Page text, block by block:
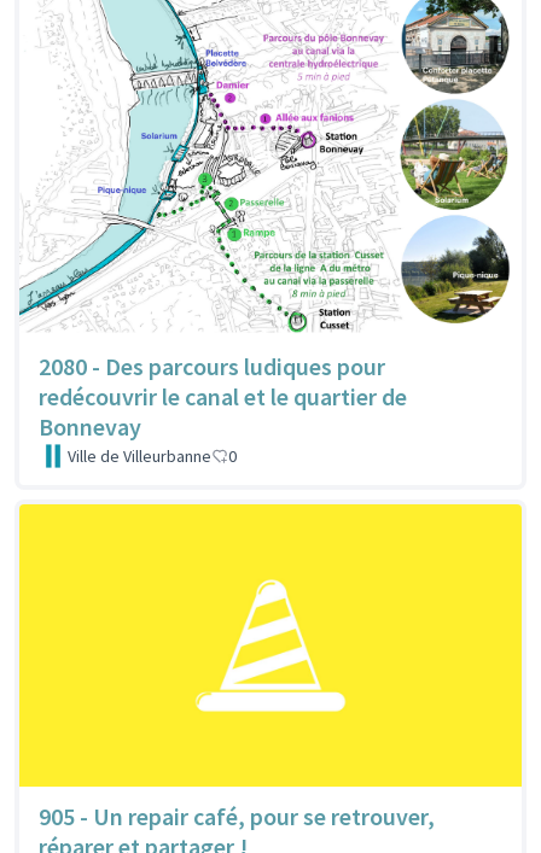
2080 - Des parcours ludiques pour
redécouvrir le canal et le quartier de
Bonnevay
Ville de Villeurbanne 0
905 - Un repair café, pour se retrouver,
réparer et partager !